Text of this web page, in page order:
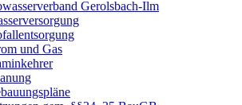
Gerolsbach-Ilm
und Gas